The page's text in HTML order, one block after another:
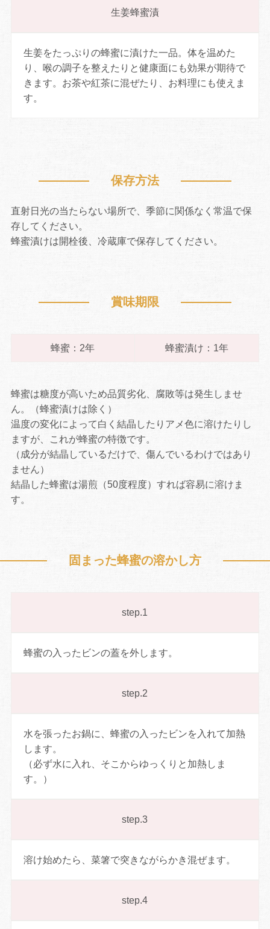
生姜蜂蜜漬
生姜をたっぷりの蜂蜜に漬けた一品。体を温めた
り、喉の調子を整えたりと健康面にも効果が期待で
きます。お茶や紅茶に混ぜたり、お料理にも使えま
す。
保存方法
直射日光の当たらない場所で、季節に関係なく常温で保
存してください。
蜂蜜漬けは開栓後、冷蔵庫で保存してください。
賞味期限
蜂蜜：2年 蜂蜜漬け：1年
蜂蜜は糖度が高いため品質劣化、腐敗等は発生しませ
ん。（蜂蜜漬けは除く）
温度の変化によって白く結晶したりアメ色に溶けたりし
ますが、これが蜂蜜の特徴です。
（成分が結晶しているだけで、傷んでいるわけではあり
ません）
結晶した蜂蜜は湯煎（50度程度）すれば容易に溶けま
す。
固まった蜂蜜の溶かし方
step.1
蜂蜜の入ったビンの蓋を外します。
step.2
水を張ったお鍋に、蜂蜜の入ったビンを入れて加熱
します。
（必ず水に入れ、そこからゆっくりと加熱しま
す。）
step.3
溶け始めたら、菜箸で突きながらかき混ぜます。
step.4